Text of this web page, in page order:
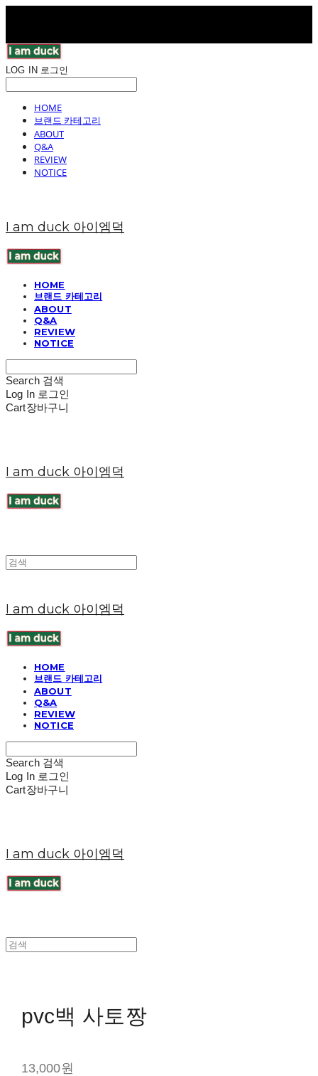
LOG IN 로그인
HOME
브랜드 카테고리
ABOUT
Q&A
REVIEW
NOTICE
I am duck 아이엠덕
HOME
브랜드 카테고리
ABOUT
Q&A
REVIEW
NOTICE
Search 검색
Log In 로그인
Cart장바구니
I am duck 아이엠덕
I am duck 아이엠덕
HOME
브랜드 카테고리
ABOUT
Q&A
REVIEW
NOTICE
Search 검색
Log In 로그인
Cart장바구니
I am duck 아이엠덕
pvc백 사토짱
13,000원